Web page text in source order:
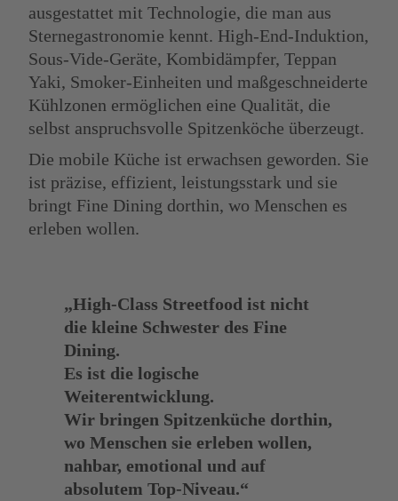
ausgestattet mit Technologie, die man aus
Sternegastronomie kennt. High-End-Induktion,
Sous-Vide-Geräte, Kombidämpfer, Teppan
Yaki, Smoker-Einheiten und maßgeschneiderte
Kühlzonen ermöglichen eine Qualität, die
selbst anspruchsvolle Spitzenköche überzeugt.
Die mobile Küche ist erwachsen geworden. Sie
ist präzise, effizient, leistungsstark und sie
bringt Fine Dining dorthin, wo Menschen es
erleben wollen.
„High-Class Streetfood ist nicht
die kleine Schwester des Fine
Dining.
Es ist die logische
Weiterentwicklung.
Wir bringen Spitzenküche dorthin,
wo Menschen sie erleben wollen,
nahbar, emotional und auf
absolutem Top-Niveau.“